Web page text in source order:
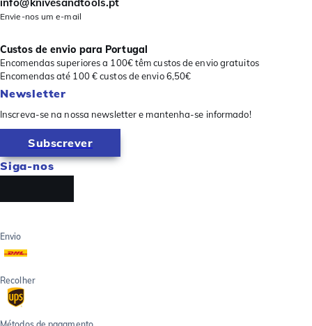
Envie-nos um e-mail
Custos de envio para Portugal
Encomendas superiores a 100€ têm custos de envio gratuitos
Encomendas até 100 € custos de envio 6,50€
Newsletter
Inscreva-se na nossa newsletter e mantenha-se informado!
Subscrever
Siga-nos
Envio
Recolher